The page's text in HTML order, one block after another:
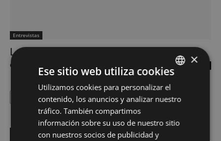
Entrevistas
La importancia de un buen dominio
César Villasante
Buscar
Entradas recientes
SPANISH
EN
×
Ese sitio web utiliza cookies
Utilizamos cookies para personalizar el
contenido, los anuncios y analizar nuestro
tráfico. También compartimos
información sobre su uso de nuestro sitio
con nuestros socios de publicidad y